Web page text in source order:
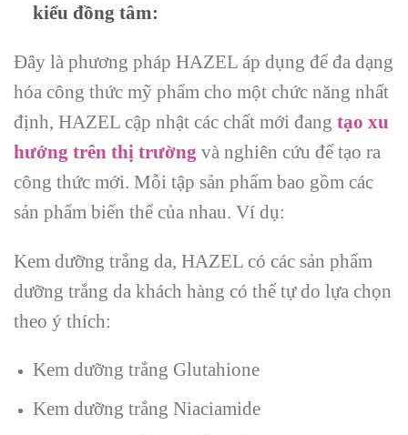
kiểu đồng tâm:
Đây là phương pháp HAZEL áp dụng để đa dạng
hóa công thức mỹ phẩm cho một chức năng nhất
định, HAZEL cập nhật các chất mới đang tạo xu
hướng trên thị trường và nghiên cứu để tạo ra
công thức mới. Mỗi tập sản phẩm bao gồm các
sản phẩm biến thể của nhau. Ví dụ:
Kem dưỡng trắng da, HAZEL có các sản phẩm
dưỡng trắng da khách hàng có thể tự do lựa chọn
theo ý thích:
Kem dưỡng trắng Glutahione
Kem dưỡng trắng Niaciamide